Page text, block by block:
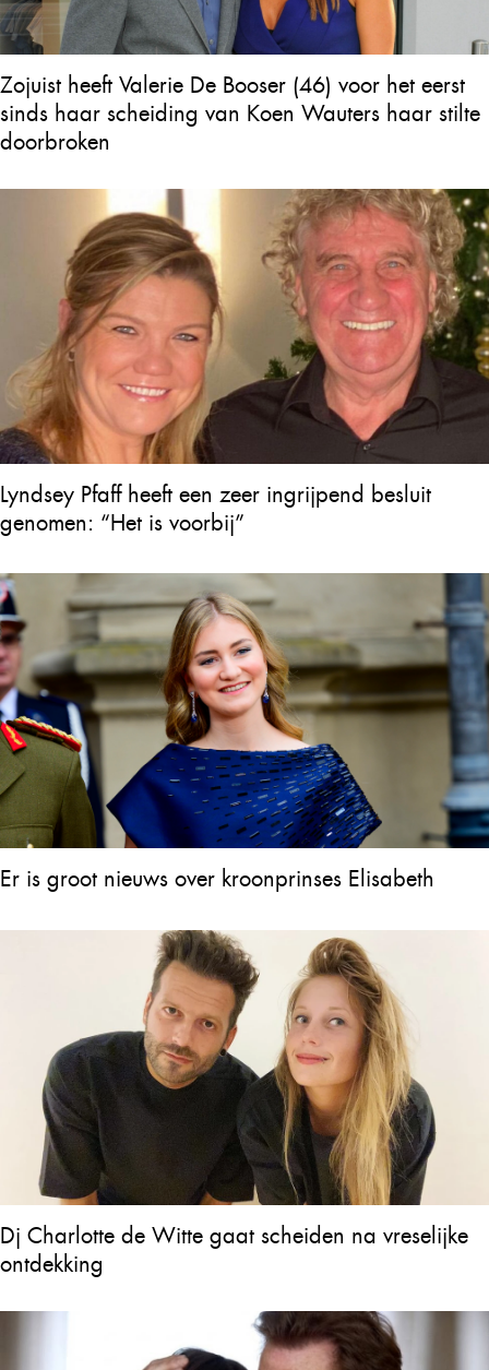
Zojuist heeft Valerie De Booser (46) voor het eerst
sinds haar scheiding van Koen Wauters haar stilte
doorbroken
Lyndsey Pfaff heeft een zeer ingrijpend besluit
genomen: “Het is voorbij”
Er is groot nieuws over kroonprinses Elisabeth
Dj Charlotte de Witte gaat scheiden na vreselijke
ontdekking